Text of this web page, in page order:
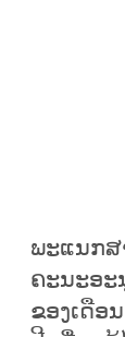
ພະແນກສ
ຄະນະອະ
ຂອງເດືອ